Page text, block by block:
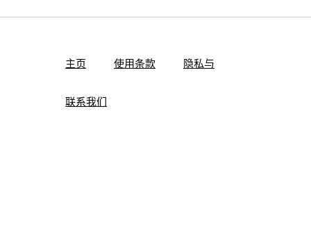
主页 使用条款 隐私与
联系我们